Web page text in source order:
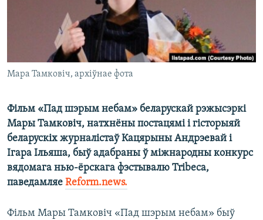
Мара Тамковіч, архіўнае фота
Фільм «Пад шэрым небам» беларускай рэжысэркі
Мары Тамковіч, натхнёны постацямі і гісторыяй
беларускіх журналістаў Кацярыны Андрэевай і
Ігара Ільяша, быў адабраны ў міжнародны конкурс
вядомага нью-ёрскага фэстывалю Tribeca,
паведамляе Reform.news.
Фільм Мары Тамковіч «Пад шэрым небам» быў